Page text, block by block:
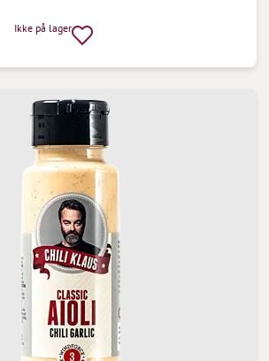
Ikke på lager